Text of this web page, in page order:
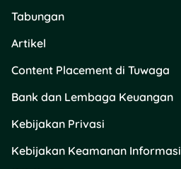
Terakhir, tipe investor
agresif yang sering dipuja-
sebelumnya?
Investor agresif punya
profil risiko yang tinggi.
Mereka udah khatam sama
fluktuasi pasar, jadi paham
Tabungan
Artikel
Content Placement di Tuwaga
Bank dan Lembaga Keuangan
Kebijakan Privasi
Kebijakan Keamanan Informasi